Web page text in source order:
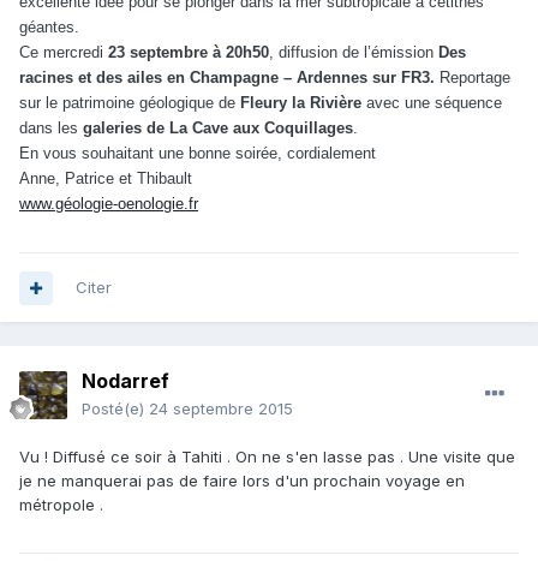
géantes.
Ce mercredi 23 septembre à 20h50, diffusion de l’émission Des
racines et des ailes en Champagne – Ardennes sur FR3. Reportage
sur le patrimoine géologique de Fleury la Rivière avec une séquence
dans les galeries de La Cave aux Coquillages.
En vous souhaitant une bonne soirée, cordialement
Anne, Patrice et Thibault
www.géologie-oenologie.fr
Citer
Nodarref
Posté(e) 24 septembre 2015
Vu ! Diffusé ce soir à Tahiti . On ne s'en lasse pas . Une visite que
je ne manquerai pas de faire lors d'un prochain voyage en
métropole .